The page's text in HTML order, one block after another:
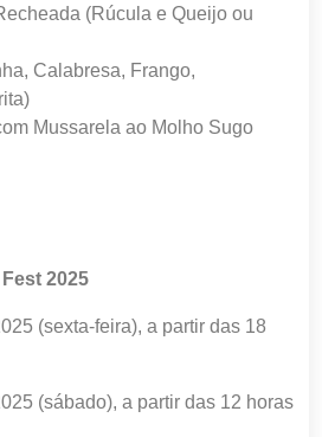
(Rúcula e Queijo ou
Calabresa, Frango,
Mussarela ao Molho Sugo
2025
(sexta-feira), a partir das 18
(sábado), a partir das 12 horas